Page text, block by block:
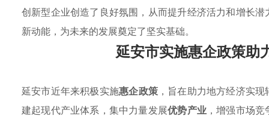
创新型企业创造了良好氛围，从而提升经济活力和增长
新动能，为未来的发展奠定了坚实基础。
延安市实施惠企政策助
延安市近年来积极实施惠企政策，旨在助力地方经济实
建起现代产业体系，集中力量发展优势产业，增强市场竞